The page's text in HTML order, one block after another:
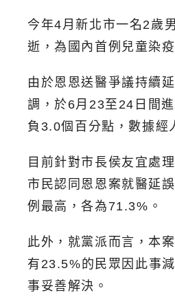
今年4月新北市一名2歲
逝，為國內首例兒童染
由於恩恩送醫爭議持續
調，於6月23至24日間
負3.0個百分點，數據經
目前針對市長侯友宜處
市民認同恩恩案就醫延
例最高，各為71.3%。
此外，就黨派而言，本
有23.5%的民眾因此事
事妥善解決。